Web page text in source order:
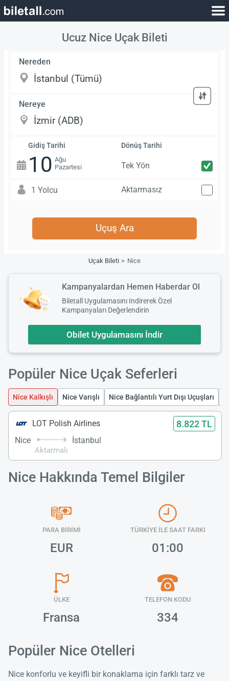
Ucuz Nice Uçak Bileti
Nereden
Nereye
Gidiş Tarihi
10 Ağu
Pazartesi
Dönüş Tarihi
Tek Yön
1 Yolcu Aktarmasız
Uçuş Ara
Uçak Bileti Nice
Kampanyalardan Hemen Haberdar Ol
Biletall Uygulamasını Indirerek Özel
Kampanyaları Değerlendirin
Obilet Uygulamasını İndir
Popüler Nice Uçak Seferleri
Nice Kalkışlı Nice Varışlı Nice Bağlantılı Yurt Dışı Uçuşları
LOT Polish Airlines 8.822 TL
Nice
Aktarmalı
İstanbul
Nice Hakkında Temel Bilgiler
PARA BİRİMİ
EUR
TÜRKİYE İLE SAAT FARKI
01:00
ÜLKE
Fransa
TELEFON KODU
334
Popüler Nice Otelleri
Nice konforlu ve keyifli bir konaklama için farklı tarz ve